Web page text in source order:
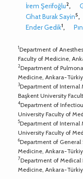
İrem Şerifoğlu2,
Cihat Burak Sayin5,
Ender Gedik1,
1Department of
Faculty of Medicine,
2Department of
Medicine, Ankara-
3Department of Internal
Başkent University
4Department of
University Faculty of
5Department of Internal
University Faculty of
6Department of General
Medicine, Ankara-
7Department of Medical
Medicine, Ankara-